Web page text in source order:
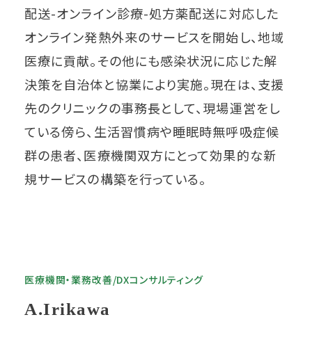
配送-オンライン診療-処方薬配送に対応した
オンライン発熱外来のサービスを開始し、地域
医療に貢献。その他にも感染状況に応じた解
決策を自治体と協業により実施。現在は、支援
先のクリニックの事務長として、現場運営をし
ている傍ら、生活習慣病や睡眠時無呼吸症候
群の患者、医療機関双方にとって効果的な新
規サービスの構築を行っている。
医療機関・業務改善/DXコンサルティング
A.Irikawa